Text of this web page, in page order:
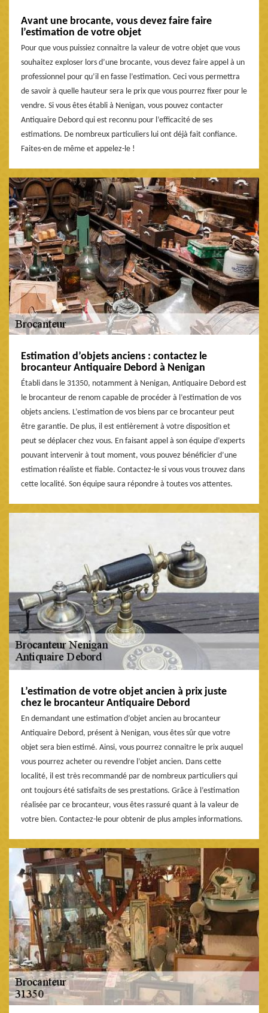
Avant une brocante, vous devez faire faire
l’estimation de votre objet
Pour que vous puissiez connaitre la valeur de votre objet que vous
souhaitez exploser lors d’une brocante, vous devez faire appel à un
professionnel pour qu’il en fasse l’estimation. Ceci vous permettra
de savoir à quelle hauteur sera le prix que vous pourrez fixer pour le
vendre. Si vous êtes établi à Nenigan, vous pouvez contacter
Antiquaire Debord qui est reconnu pour l’efficacité de ses
estimations. De nombreux particuliers lui ont déjà fait confiance.
Faites-en de même et appelez-le !
Estimation d’objets anciens : contactez le
brocanteur Antiquaire Debord à Nenigan
Établi dans le 31350, notamment à Nenigan, Antiquaire Debord est
le brocanteur de renom capable de procéder à l’estimation de vos
objets anciens. L’estimation de vos biens par ce brocanteur peut
être garantie. De plus, il est entièrement à votre disposition et
peut se déplacer chez vous. En faisant appel à son équipe d’experts
pouvant intervenir à tout moment, vous pouvez bénéficier d’une
estimation réaliste et fiable. Contactez-le si vous vous trouvez dans
cette localité. Son équipe saura répondre à toutes vos attentes.
L’estimation de votre objet ancien à prix juste
chez le brocanteur Antiquaire Debord
En demandant une estimation d’objet ancien au brocanteur
Antiquaire Debord, présent à Nenigan, vous êtes sûr que votre
objet sera bien estimé. Ainsi, vous pourrez connaitre le prix auquel
vous pourrez acheter ou revendre l’objet ancien. Dans cette
localité, il est très recommandé par de nombreux particuliers qui
ont toujours été satisfaits de ses prestations. Grâce à l’estimation
réalisée par ce brocanteur, vous êtes rassuré quant à la valeur de
votre bien. Contactez-le pour obtenir de plus amples informations.